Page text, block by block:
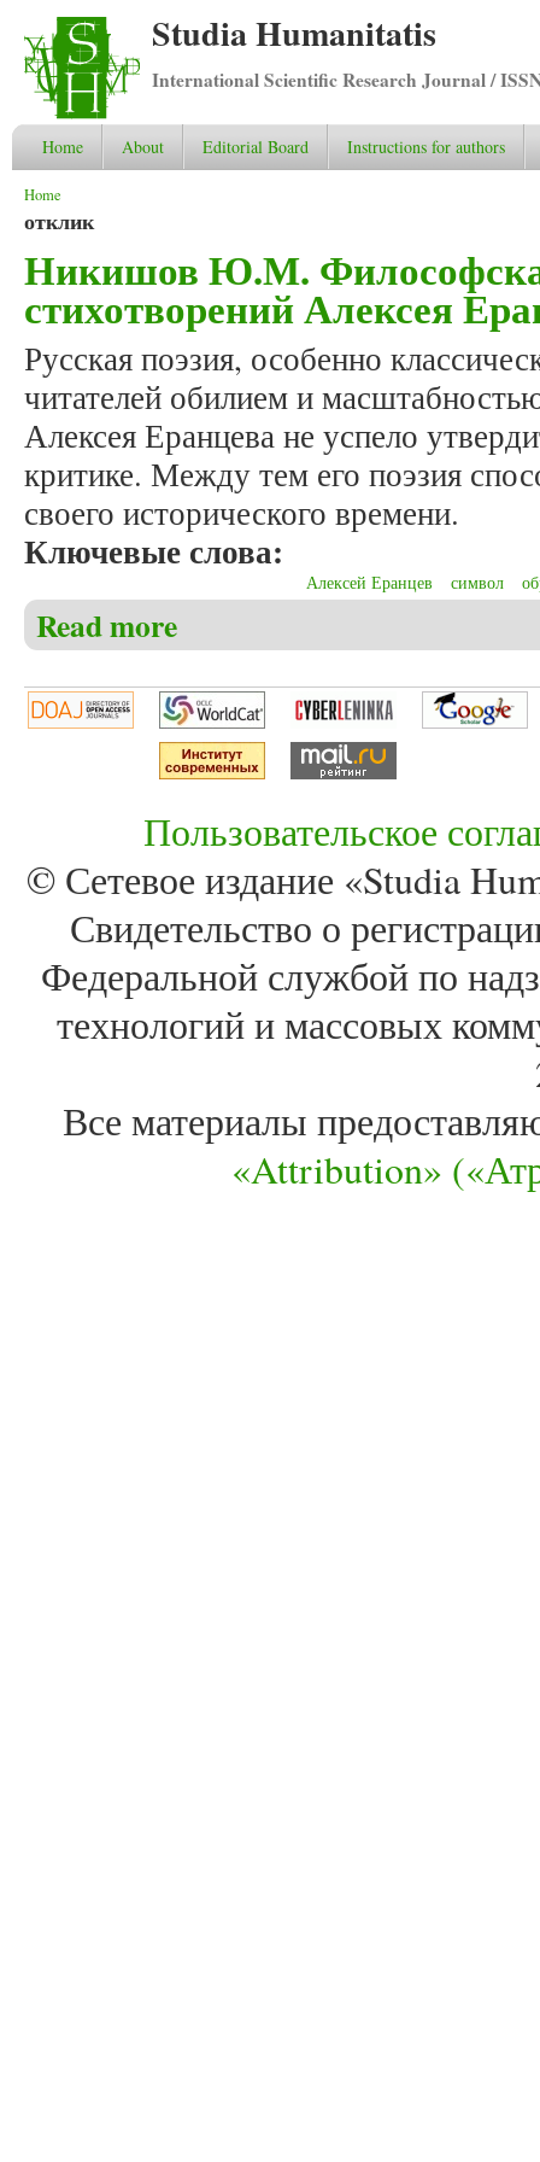
Studia Humanitatis
International Scientific Research Journal /
Home About Editorial Board Instructions for authors
You are here
Home
отклик
Никишов Ю.М.
стихотворений Алексея
Русская поэзия, особенно
читателей обилием и
Алексея Еранцева не успело
критике. Между тем его поэзия
своего исторического времени.
Ключевые слова:
Алексей Еранцев символ
Read more
Пользовательское
© Сетевое издание «Studia
Свидетельство о
Федеральной службой по
технологий и массовых
Все материалы
«Attribution»